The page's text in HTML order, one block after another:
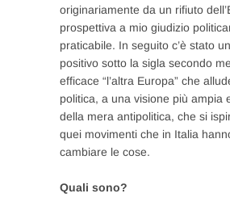
originariamente da un rifiuto
prospettiva a mio giudizio
praticabile. In seguito c’è stato
positivo sotto la sigla secondo
efficace “l’altra Europa” che
politica, a una visione più ampia
della mera antipolitica, che si
quei movimenti che in Italia
cambiare le cose.
Quali sono?